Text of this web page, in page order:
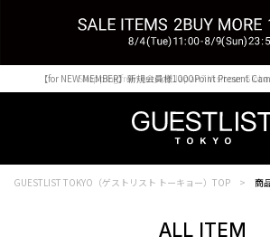
Shopping from outside Japan? Visit our
【for NEW MEMBER】新規会員様1000Point Present
GUESTLIST TOKYO（ゲストリスト トーキョー）TOP 商
ALL ITEM